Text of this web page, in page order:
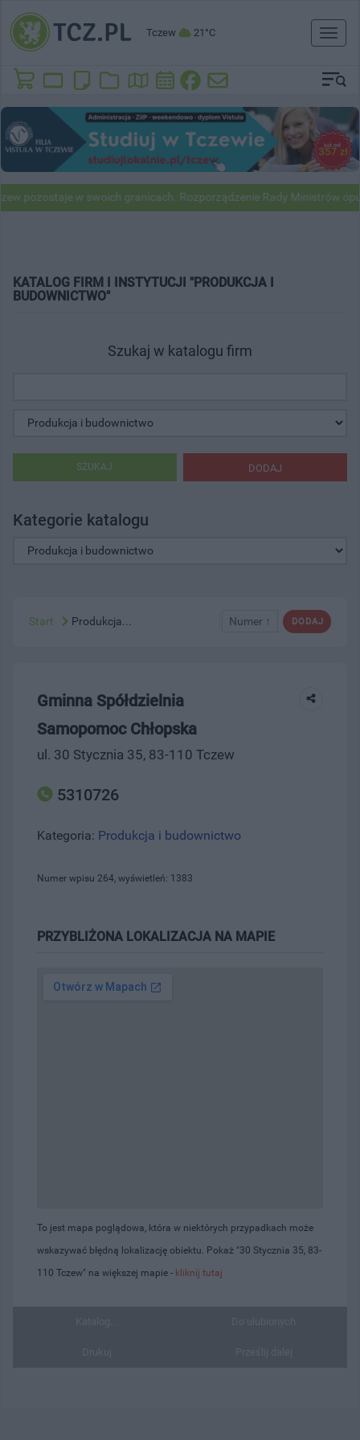
Tczew 21°C
Toggle
pozostaje w swoich granicach. Rozporządzenie Rady Ministrów
KATALOG FIRM I INSTYTUCJI "PRODUKCJA I
BUDOWNICTWO"
Szukaj w katalogu firm
DODAJ
SZUKAJ
Kategorie katalogu
DODAJ
Numer ↑
Start Produkcja...
Gminna Spółdzielnia
Samopomoc Chłopska
ul. 30 Stycznia 35, 83-110 Tczew
5310726
Kategoria: Produkcja i budownictwo
Numer wpisu 264, wyświetleń: 1383
PRZYBLIŻONA LOKALIZACJA NA MAPIE
To jest mapa poglądowa, która w niektórych przypadkach może
wskazywać błędną lokalizację obiektu. Pokaż "30 Stycznia 35, 83-
110 Tczew" na większej mapie - kliknij tutaj